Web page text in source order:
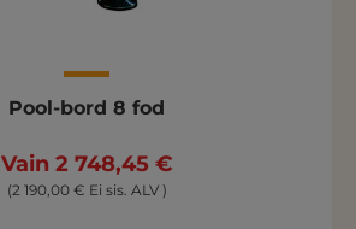
Pool-bord 8 fod
Vain 2 748,45 €
(2 190,00 € Ei sis. ALV )